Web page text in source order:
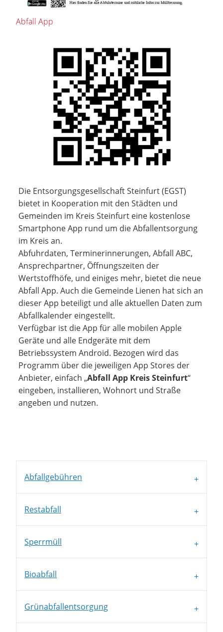
Abfall App
Die Entsorgungsgesellschaft Steinfurt (EGST)
bietet in Kooperation mit den Städten und
Gemeinden im Kreis Steinfurt eine kostenlose
Smartphone App rund um die Abfallentsorgung
im Kreis an.
Abfuhrdaten, Terminerinnerungen, Abfall ABC,
Ansprechpartner, Öffnungszeiten der
Wertstoffhöfe, und einiges mehr, bietet die neue
Abfall App. Auch die Gemeinde Lienen hat sich an
dieser App beteiligt und alle aktuellen Daten zum
Abfallkalender eingestellt.
Verfügbar ist die App für alle mobilen Apple
Geräte und alle Endgeräte mit dem
Betriebssystem Android. Bezogen wird das
Programm über die jeweiligen App Stores der
Anbieter, einfach „Abfall App Kreis Steinfurt“
eingeben, installieren, Wohnort und Straße
angeben und nutzen.
Abfallgebühren
Restabfall
Sperrmüll
Bioabfall
Grünabfallentsorgung